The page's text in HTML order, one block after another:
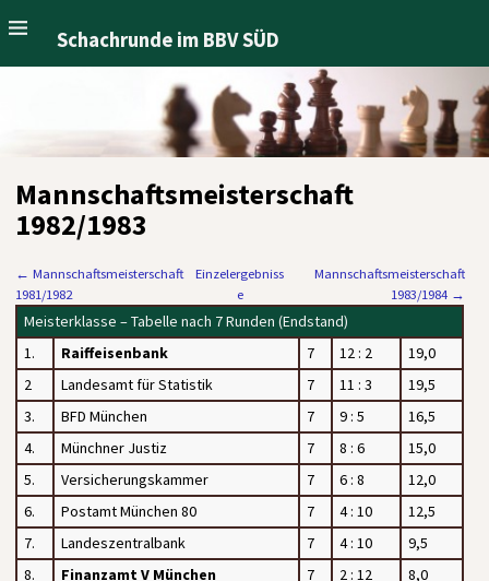
Schachrunde im BBV SÜD
Mannschaftsmeisterschaft
1982/1983
← Mannschaftsmeisterschaft
1981/1982
Mannschaftsmeisterschaft
1983/1984 →
Einzelergebniss
e
Meisterklasse – Tabelle nach 7 Runden (Endstand)
1.
Raiffeisenbank 7 12 : 2
19,0
2
Landesamt für Statistik 7 11 : 3
19,5
3.
BFD München 7 9 : 5
16,5
4.
Münchner Justiz 7 8 : 6
15,0
5.
Versicherungskammer 7 6 : 8
12,0
6.
Postamt München 80 7 4 : 10
12,5
7.
Landeszentralbank 7 4 : 10
9,5
8.
Finanzamt V München 7 2 : 12 8,0